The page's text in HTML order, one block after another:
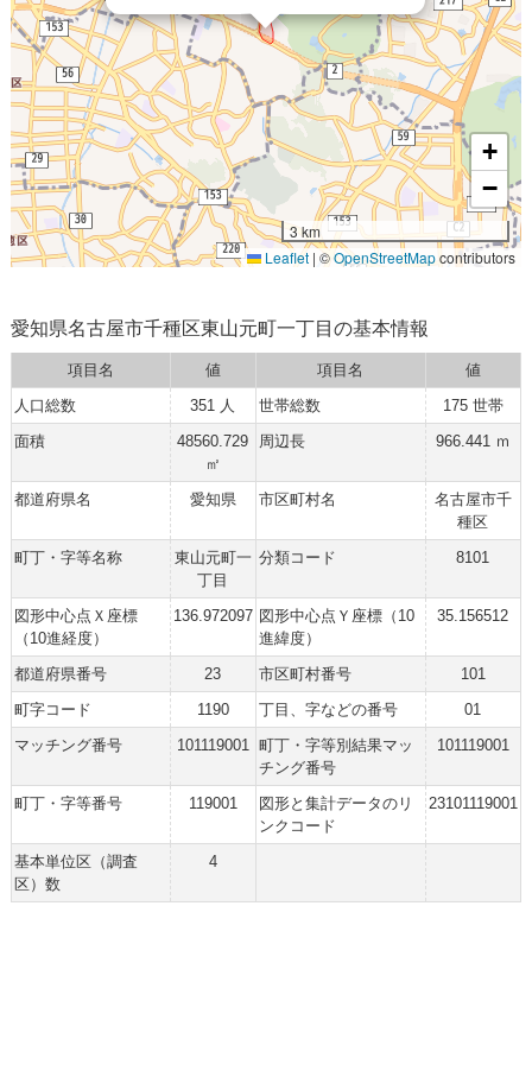
+
−
3 km
Leaflet | ©OpenStreetMapcontributors
愛知県名古屋市千種区東山元町一丁目の基本情報
項目名 値 項目名
値
人口総数
351 人 世帯総数
175 世帯
面積
48560.729
㎡
周辺長 966.441 ｍ
都道府県名 愛知県 市区町村名
名古屋市千
種区
町丁・字等名称
東山元町一
丁目
分類コード 8101
図形中心点Ｘ座標
（10進経度）
136.972097 図形中心点Ｙ座標（10
進緯度）
35.156512
都道府県番号 23 市区町村番号
101
町字コード
1190 丁目、字などの番号
01
マッチング番号
101119001 町丁・字等別結果マッ
チング番号
101119001
町丁・字等番号 119001
図形と集計データのリ
ンクコード
23101119001
基本単位区（調査
区）数
4